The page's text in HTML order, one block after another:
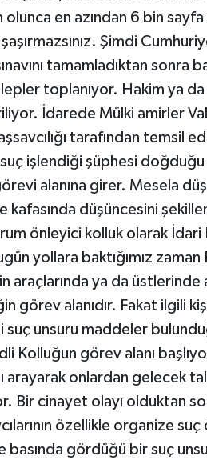
olunca en azından 6 bin
Şimdi
tamamladıktan sonra
toplanıyor. Hakim ya da
İdarede Mülki amirler
tarafından temsil
işlendiği şüphesi
alanına girer. Mesela
düşüncesini
önleyici kolluk olarak İdari
yollara baktığımız
araçlarında ya da üstlerinde
görev alanıdır. Fakat ilgili
suç unsuru maddeler
Kolluğun görev alanı
arayarak onlardan gelecek
Bir cinayet olayı olduktan
özellikle organize
gördüğü bir suç